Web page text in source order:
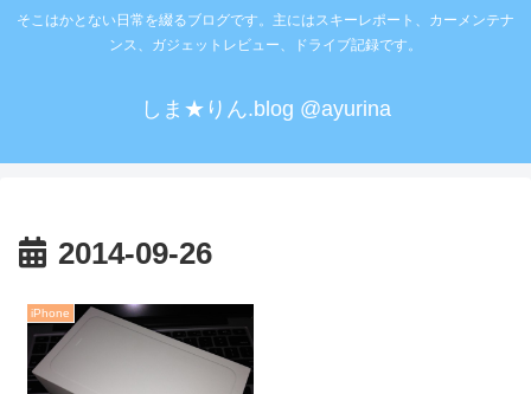
そこはかとない日常を綴るブログです。主にはスキーレポート、カーメンテナ
ンス、ガジェットレビュー、ドライブ記録です。
しま★りん.blog @ayurina
2014-09-26
iPhone